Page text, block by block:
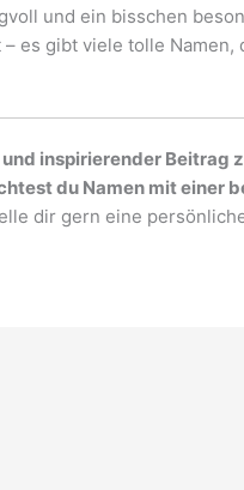
und ein bisschen
es gibt viele tolle
inspirierender Beitrag
du Namen mit einer
dir gern eine